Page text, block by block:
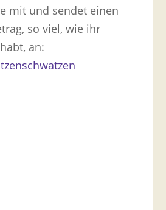
mit und sendet einen
so viel, wie ihr
an: